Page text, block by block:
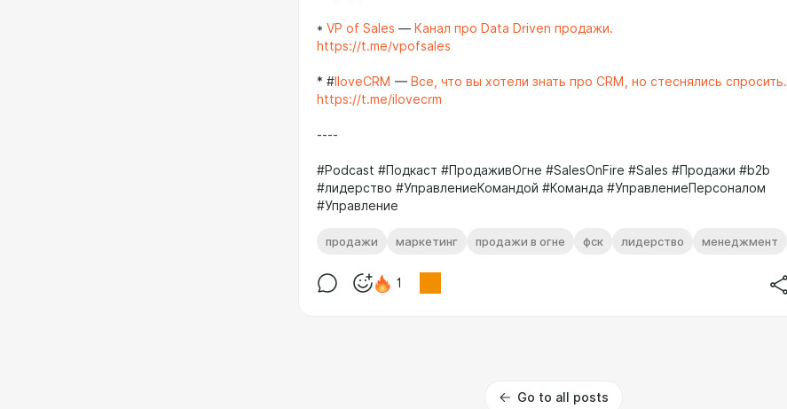
* VP of Sales — Канал про Data Driven продажи.
https://t.me/vpofsales
* # IloveCRM — Все, что вы хотели знать про CRM, но стеснялись спросить.
https://t.me/ilovecrm
----
#Podcast #Подкаст #ПродаживОгне #SalesOnFire #Sales #Продажи #b2b
#лидерство #УправлениеКомандой #Команда #УправлениеПерсоналом
#Управление
продажи маркетинг продажи в огне фск лидерство менеджмент
1
Go to all posts